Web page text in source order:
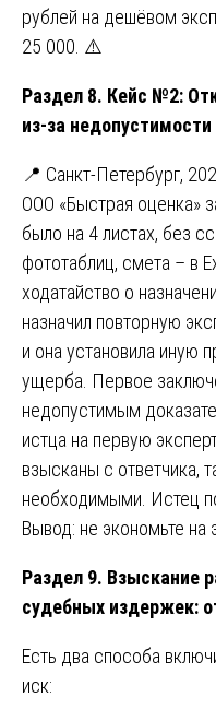
рублей на дешёвом
25 000. ⚠️
Раздел 8. Кейс №2:
из-за
📍 Санкт-Петербург,
ООО «Быстрая оценка»
было на 4 листах, без
фототаблиц, смета – в
ходатайство о
назначил повторную
и она установила иную
ущерба. Первое
недопустимым
истца на первую
взысканы с ответчика,
необходимыми. Истец
Вывод: не экономьте на
Раздел 9. Взыскание
судебных издержек:
Есть два способа
иск: